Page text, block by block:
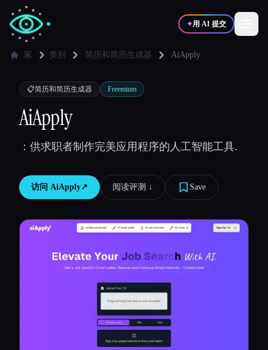
✦用 AI 提交
✍️写作者
💻 开发者
博客
比较工具
家 类别 简历和简历生成器 AiApply
📋简历和简历生成器 Freemium
AiApply
：供求职者制作完美应用程序的人工智能工具.
访问 AiApply↗︎ 阅读评测 ↓︎ Save